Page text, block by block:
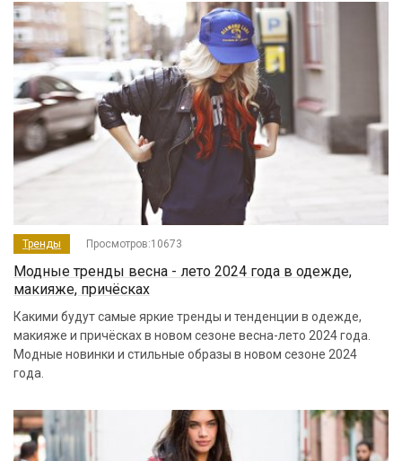
Тренды Просмотров:10673
Модные тренды весна - лето 2024 года в одежде,
макияже, причёсках
Какими будут самые яркие тренды и тенденции в одежде,
макияже и причёсках в новом сезоне весна-лето 2024 года.
Модные новинки и стильные образы в новом сезоне 2024
года.